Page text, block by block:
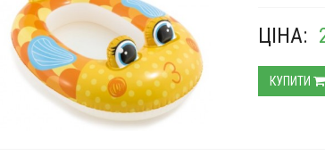
ЦІНА:
КУПИТИ